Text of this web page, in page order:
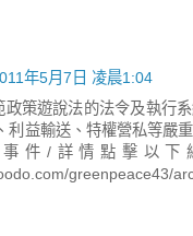
年5月7日 凌晨1:04
政策遊說法的法令及執行
利益輸送、特權營私等嚴
件/詳情點擊以下
greenpeace43/